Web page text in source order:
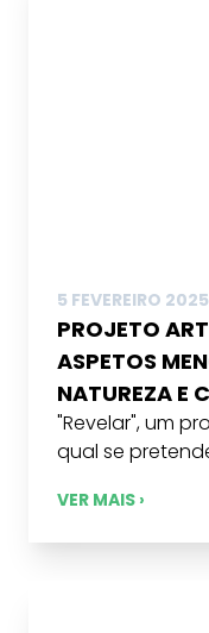
5 FEVEREIRO 2025
PROJETO
ASPETOS
NATUREZA E
"Revelar", um
qual se
VER MAIS ›